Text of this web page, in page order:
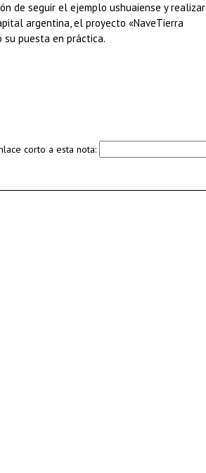
de seguir el ejemplo ushuaiense y realizar
argentina, el proyecto «NaveTierra
su puesta en práctica.
corto a esta nota: